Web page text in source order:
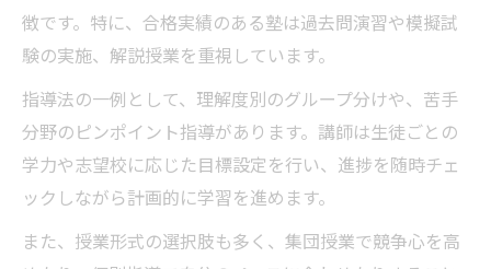
塾の冬期講習と直前期対策の連携ポイント
塾が提案する冬期講習後の学習スケジュー
ル術
冬期講習を活かした塾での応用力強化戦略
徴です。特に、合格実績のある塾は過去問演習や模擬試
験の実施、解説授業を重視しています。
指導法の一例として、理解度別のグループ分けや、苦手
分野のピンポイント指導があります。講師は生徒ごとの
学力や志望校に応じた目標設定を行い、進捗を随時チェ
ックしながら計画的に学習を進めます。
また、授業形式の選択肢も多く、集団授業で競争心を高